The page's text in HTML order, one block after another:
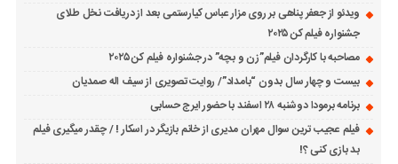
ویدئو از جعفر پناهی بر روی مزار عباس کیارستمی بعد از دریافت نخل طلای
جشنواره فیلم کن ۲۰۲۵
مصاحبه با کارگردان فیلم”زن و بچه” در جشنواره فیلم کن ۲۰۲۵
بیست و چهار سال بدون “بامداد”/ روایت تصویری از سیف اله صمدیان
برنامه برمودا دوشنبه ۲۸ اسفند با حضور ایرج حسابی
فیلم عجیب ترین سوال مهران مدیری از خانم بازیگر در اسکار ! / چقدر میگیری فیلم
بد بازی کنی ؟!